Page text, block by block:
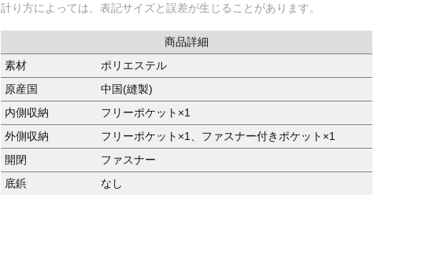
計り方によっては、表記サイズと誤差が生じることがあります。
商品詳細
素材
ポリエステル
原産国
中国(縫製)
内側収納
フリーポケット×1
外側収納
フリーポケット×1、ファスナー付きポケット×1
開閉
ファスナー
底鋲
なし